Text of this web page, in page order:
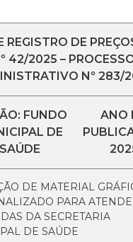
REGISTRO DE
42/2025 –
Nº 283/
FUNDO
DE
SAÚDE
ANO
DE MATERIAL
PARA
DA SECRETARIA
DE SAÚDE